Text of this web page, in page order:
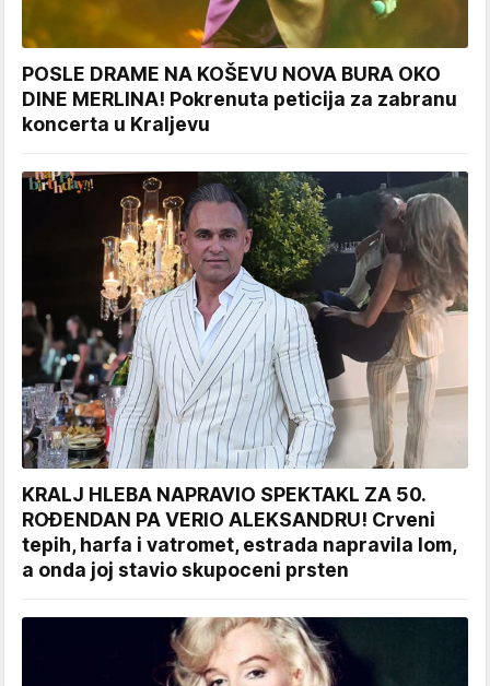
POSLE DRAME NA KOŠEVU NOVA BURA OKO
DINE MERLINA! Pokrenuta peticija za zabranu
koncerta u Kraljevu
KRALJ HLEBA NAPRAVIO SPEKTAKL ZA 50.
ROĐENDAN PA VERIO ALEKSANDRU! Crveni
tepih, harfa i vatromet, estrada napravila lom,
a onda joj stavio skupoceni prsten